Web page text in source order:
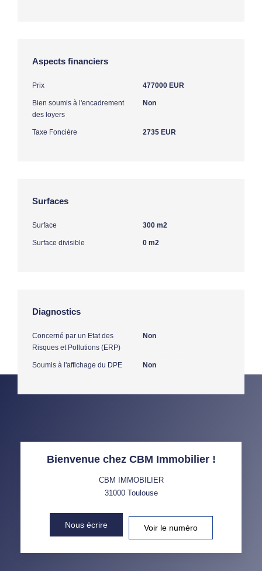
Aspects financiers
Prix 477000 EUR
Bien soumis à l'encadrement
des loyers
Non
Taxe Foncière 2735 EUR
Surfaces
Surface 300 m2
Surface divisible 0 m2
Diagnostics
Concerné par un Etat des
Risques et Pollutions (ERP)
Non
Soumis à l'affichage du DPE Non
Bienvenue chez CBM Immobilier !
CBM IMMOBILIER
31000 Toulouse
Nous écrire Voir le numéro